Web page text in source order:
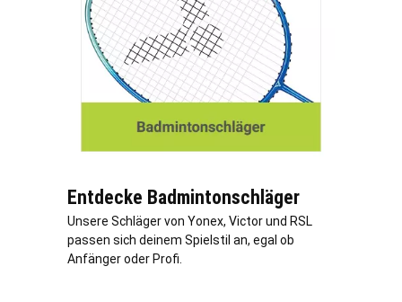
Entdecke Badmintonschläger
Unsere Schläger von Yonex, Victor und RSL
passen sich deinem Spielstil an, egal ob
Anfänger oder Profi.